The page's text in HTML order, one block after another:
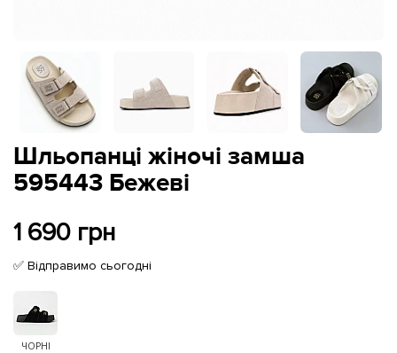
Шльопанці жіночі замша
595443 Бежеві
1 690 грн
✅ Відправимо сьогодні
ЧОРНІ